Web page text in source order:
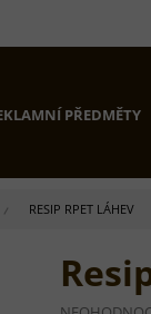
PŘEDMĚTY
RESIP RPET LÁHEV